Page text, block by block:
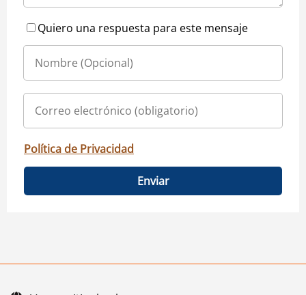
Quiero una respuesta para este mensaje
Política de Privacidad
Enviar